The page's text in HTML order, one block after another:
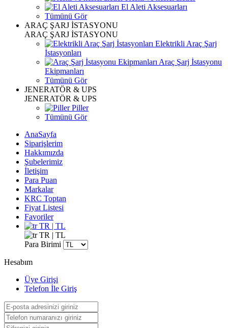
El Aleti Aksesuarları
Tümünü Gör
ARAÇ ŞARJ İSTASYONU
ARAÇ ŞARJ İSTASYONU
Elektrikli Araç Şarj
İstasyonları
Araç Şarj İstasyonu
Ekipmanları
Tümünü Gör
JENERATÖR & UPS
JENERATÖR & UPS
Piller
Tümünü Gör
AnaSayfa
Siparişlerim
Hakkımızda
Şubelerimiz
İletişim
Para Puan
Markalar
KRC Toptan
Fiyat Listesi
Favoriler
TR | TL
TR | TL
Para Birimi
Hesabım
Üye Girişi
Telefon İle Giriş